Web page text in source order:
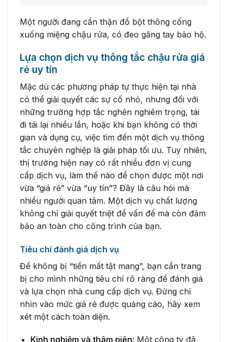
Một người đang cẩn thận đổ bột thông cống
xuống miệng chậu rửa, có đeo găng tay bảo hộ.
Lựa chọn dịch vụ thông tắc chậu rửa giá
rẻ uy tín
Mặc dù các phương pháp tự thực hiện tại nhà
có thể giải quyết các sự cố nhỏ, nhưng đối với
những trường hợp tắc nghẽn nghiêm trọng, tái
đi tái lại nhiều lần, hoặc khi bạn không có thời
gian và dụng cụ, việc tìm đến một dịch vụ thông
tắc chuyên nghiệp là giải pháp tối ưu. Tuy nhiên,
thị trường hiện nay có rất nhiều đơn vị cung
cấp dịch vụ, làm thế nào để chọn được một nơi
vừa “giá rẻ” vừa “uy tín”? Đây là câu hỏi mà
nhiều người quan tâm. Một dịch vụ chất lượng
không chỉ giải quyết triệt để vấn đề mà còn đảm
bảo an toàn cho công trình của bạn.
Tiêu chí đánh giá dịch vụ
Để không bị “tiền mất tật mang”, bạn cần trang
bị cho mình những tiêu chí rõ ràng để đánh giá
và lựa chọn nhà cung cấp dịch vụ. Đừng chỉ
nhìn vào mức giá rẻ được quảng cáo, hãy xem
xét một cách toàn diện.
Kinh nghiệm và thâm niên: Một công ty đã